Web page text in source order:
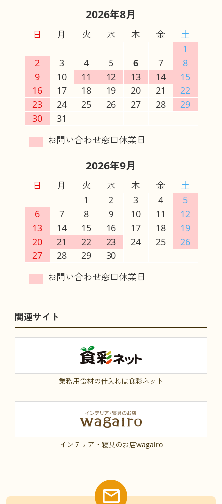
2026年8月
日 月 火 水 木 金
土
1
2
3 4 5 6 7
8
9
10 11 12 13 14
15
16
17 18 19 20 21
22
23
24 25 26 27 28
29
30
31
2026年9月
日 月 火 水 木 金
土
1
2 3 4
5
6
7 8 9 10 11
12
13
14 15 16 17 18
19
20
21 22 23 24 25
26
27
28 29 30
関連サイト
業務用食材の仕入れは食彩ネット
インテリア・寝具のお店wagairo